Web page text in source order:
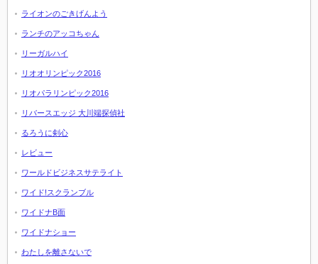
ライオンのごきげんよう
ランチのアッコちゃん
リーガルハイ
リオオリンピック2016
リオパラリンピック2016
リバースエッジ 大川端探偵社
るろうに剣心
レビュー
ワールドビジネスサテライト
ワイド!スクランブル
ワイドナB面
ワイドナショー
わたしを離さないで